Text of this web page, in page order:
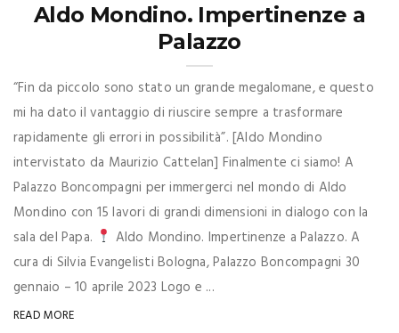
Aldo Mondino. Impertinenze a
Palazzo
“Fin da piccolo sono stato un grande megalomane, e questo
mi ha dato il vantaggio di riuscire sempre a trasformare
rapidamente gli errori in possibilità”. [Aldo Mondino
intervistato da Maurizio Cattelan] Finalmente ci siamo! A
Palazzo Boncompagni per immergerci nel mondo di Aldo
Mondino con 15 lavori di grandi dimensioni in dialogo con la
sala del Papa.
Aldo Mondino. Impertinenze a Palazzo. A
cura di Silvia Evangelisti Bologna, Palazzo Boncompagni 30
gennaio – 10 aprile 2023 Logo e ...
READ MORE